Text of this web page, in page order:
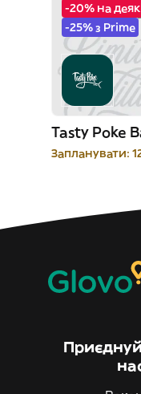
-20% на
-25% з Prime
Tasty Poke
Запланувати: